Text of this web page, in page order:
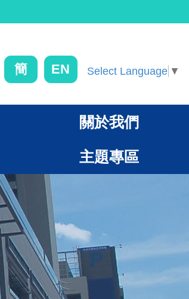
簡 EN Select Language ▼
關於我們
主題專區